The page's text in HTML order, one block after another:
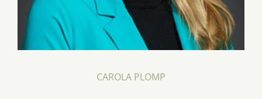
CAROLA PLOMP